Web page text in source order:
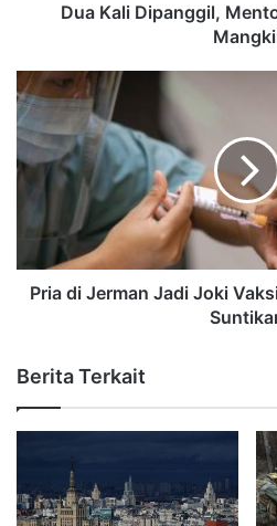
Dua Kali Dipanggil,
Pria di Jerman Jadi Joki
Berita Terkait